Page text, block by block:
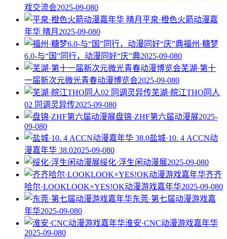
戏交流会2025-09-080
平泉·橙色火箭动漫嘉
年华 晴月 2025-09-080
福州·糖梦
6.0-与“国”同行，动漫同好“庆”典2025-09-080
芜湖·第十
一届新次元微光青春动漫博览会2025-09-080
芜湖·皖江THO同人
02 同调灵异传2025-09-080
盘锦·ZHF第六届动漫展2025-
09-080
盐城·10. 4 ACCN动
漫嘉年华 38.02025-09-080
绥化·浮生闲动漫展2025-09-080
齐齐
哈尔·LOOKLOOK×YES!OK动漫游戏嘉年华2025-09-080
东莞·第七届动漫游戏嘉
年华2025-09-080
淮安·CNC动漫游戏嘉年华
2025-09-080